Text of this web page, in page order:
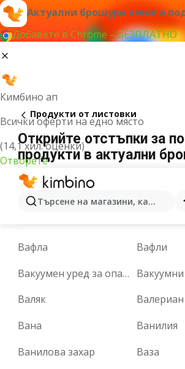
Актуални брошури винаги
Добавете в Chrome – БЕЗПЛАТНО
Кимбино ап
Всички оферти на едно място
(14,1 хил. оценки)
Отворете
Търсене на магазини,
Продукти от листовки
Открийте отстъпки за
продукти в актуални
3 5 9
L
M N O P R
Вафла
Вафли
Вакуумен уред за опаковане
Валяк
Валериан
Вана
Ванилия
Ванилова захар
Ваза